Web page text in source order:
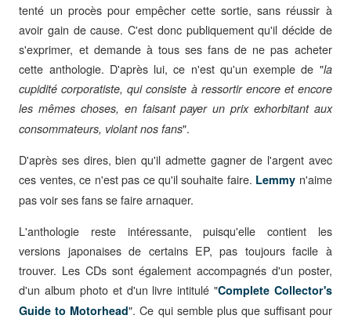
tenté un procès pour empêcher cette sortie, sans réussir à
avoir gain de cause. C'est donc publiquement qu'il décide de
s'exprimer, et demande à tous ses fans de ne pas acheter
cette anthologie. D'après lui, ce n'est qu'un exemple de "la
cupidité corporatiste, qui consiste à ressortir encore et encore
les mêmes choses, en faisant payer un prix exhorbitant aux
consommateurs, violant nos fans".
D'après ses dires, bien qu'il admette gagner de l'argent avec
ces ventes, ce n'est pas ce qu'il souhaite faire. Lemmy n'aime
pas voir ses fans se faire arnaquer.
L'anthologie reste intéressante, puisqu'elle contient les
versions japonaises de certains EP, pas toujours facile à
trouver. Les CDs sont également accompagnés d'un poster,
d'un album photo et d'un livre intitulé "Complete Collector's
Guide to Motorhead". Ce qui semble plus que suffisant pour